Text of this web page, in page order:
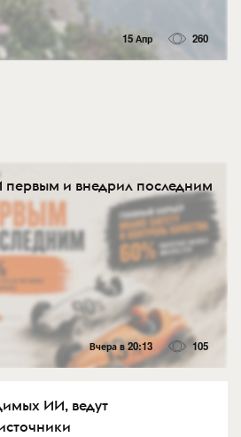
15 Апр 260
первым и внедрил последним
Вчера в 20:13 105
ИИ, ведут